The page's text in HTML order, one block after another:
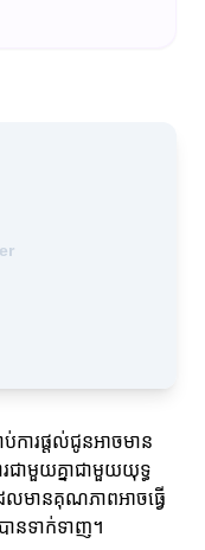
ការផ្តល់ជូនអាចមាន
ជាមួយគ្នាជាមួយយុទ្ធ
ែលមានគុណភាពអាចធ្វើ
ានទាក់ទាញ។